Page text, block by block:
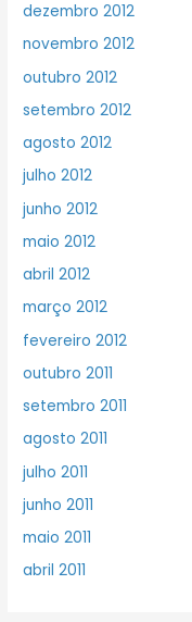
dezembro 2012
novembro 2012
outubro 2012
setembro 2012
agosto 2012
julho 2012
junho 2012
maio 2012
abril 2012
março 2012
fevereiro 2012
outubro 2011
setembro 2011
agosto 2011
julho 2011
junho 2011
maio 2011
abril 2011